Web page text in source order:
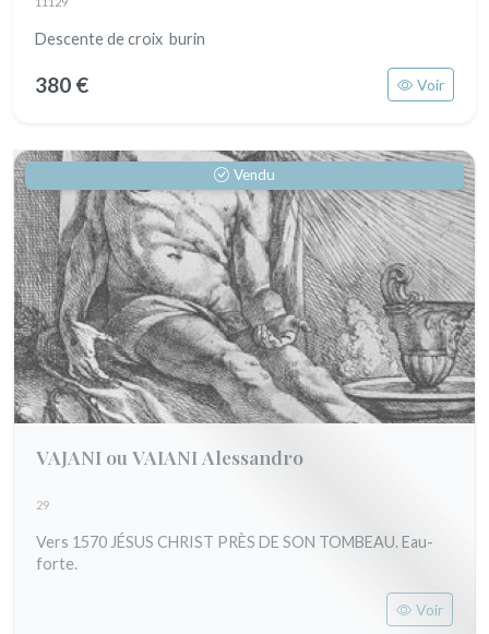
Descente de croix burin
380 € Voir
Vendu
VAJANI ou VAIANI Alessandro
29
Vers 1570 JÉSUS CHRIST PRÈS DE SON TOMBEAU. Eau-
forte.
Voir